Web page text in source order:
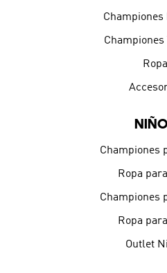
Championes
Ropa
Championes
Ropa
Championes
Ropa
Outlet